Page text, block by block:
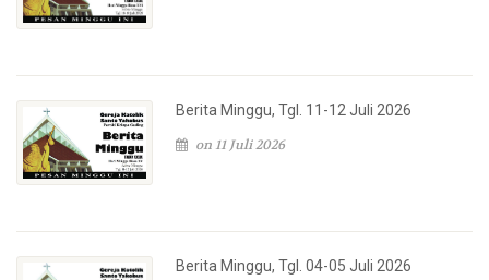
Berita Minggu, Tgl. 11-12 Juli 2026
on 11 Juli 2026
Berita Minggu, Tgl. 04-05 Juli 2026